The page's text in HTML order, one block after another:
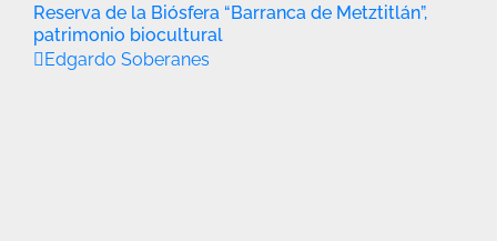
Reserva de la Biósfera “Barranca de Metztitlán”,
patrimonio biocultural
Edgardo Soberanes